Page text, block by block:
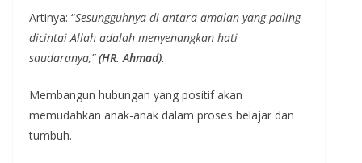
Artinya: “Sesungguhnya di antara amalan yang paling
dicintai Allah adalah menyenangkan hati
saudaranya,”(HR. Ahmad).
Membangun hubungan yang positif akan
memudahkan anak-anak dalam proses belajar dan
tumbuh.